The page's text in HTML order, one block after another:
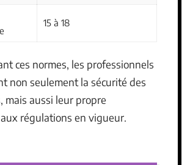
15 à 18
ces normes, les professionnels
non seulement la sécurité des
mais aussi leur propre
régulations en vigueur.